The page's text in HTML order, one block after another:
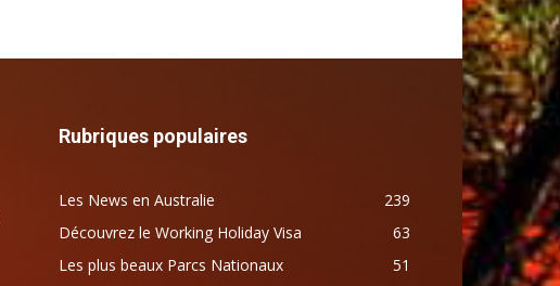
Rubriques populaires
Les News en Australie
239
Découvrez le Working Holiday Visa
63
Les plus beaux Parcs Nationaux
51